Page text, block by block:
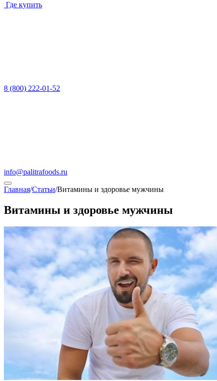
Где купить
8 (800) 222-01-52
info@palitrafoods.ru
Главная/Статьи/Витамины и здоровье мужчины
Витамины и здоровье мужчины